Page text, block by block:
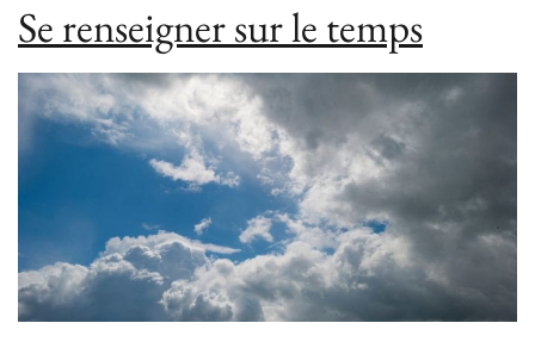
Se renseigner sur le temps